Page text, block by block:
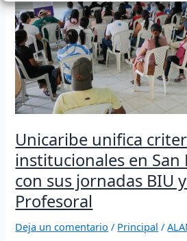
Unicaribe unifica
institucionales en San
con sus jornadas BIU
Profesoral
Deja un comentario / Principal /
San
Benito
Abad
con
sus
jornadas
BIU
y
Inducción
Profesoral